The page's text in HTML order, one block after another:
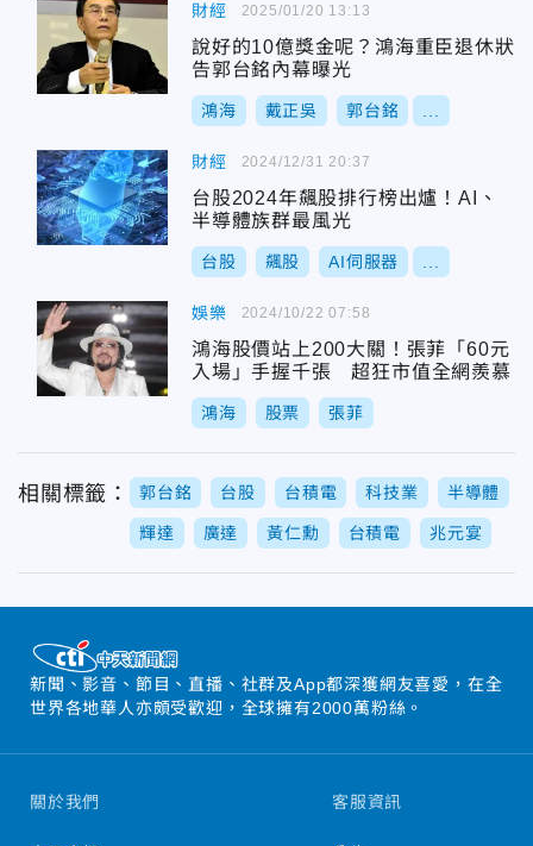
財經
說好的10億獎金呢？鴻海重臣退休狀
告郭台銘內幕曝光
鴻海 戴正吳 郭台銘
2025/01/20 13:13
財經
台股2024年飆股排行榜出爐！AI、
半導體族群最風光
台股 飆股 AI伺服器
2024/12/31 20:37
娛樂
鴻海股價站上200大關！張菲「60元
入場」手握千張 超狂市值全網羨慕
鴻海 股票 張菲
2024/10/22 07:58
相關標籤： 郭台銘 台股 台積電 科技業 半導體
輝達 廣達 黃仁勳 台積電 兆元宴
新聞、影音、節目、直播、社群及App都深獲網友喜愛，在全
世界各地華人亦頗受歡迎，全球擁有2000萬粉絲。
關於我們 客服資訊